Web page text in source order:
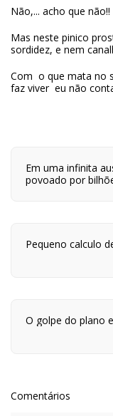
Não,... acho que não!!
Mas neste pinico
sordidez, e nem
Com o que mata no
faz viver eu não
Em uma infinita
povoado por
Pequeno calculo
O golpe do plano
Comentários